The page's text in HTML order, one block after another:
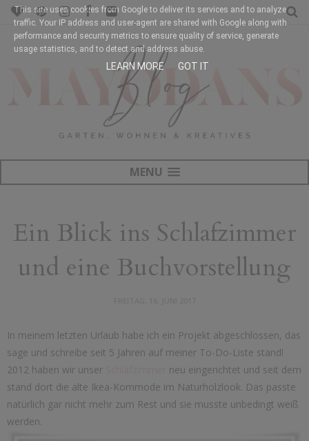
MENU
Ein Blick ins Schlafzimmer
und eine Buchvorstellung
In meinem letzten Urlaub habe ich ein Projekt abgeschlossen, das
sage und schreibe seit 5 Jahren auf meiner To-Do-Liste stand!
2012 haben wir unser
neu eingerichtet und seit dem
stand dort die alte Ikea-Kommode im Naturholzlook. Das passte
natürlich gar nicht mehr zum Rest und sie musste unbedingt weiß
werden.
This site uses cookies from Google to deliver its services and to analyze
traffic. Your IP address and user-agent are shared with Google along with
performance and security metrics to ensure quality of service, generate
usage statistics, and to detect and address abuse.
LEARN MORE GOT IT